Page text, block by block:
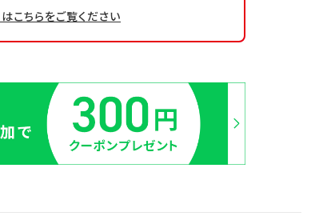
こちらをご覧ください